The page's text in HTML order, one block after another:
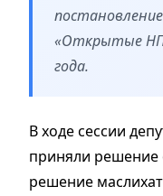
«Открытые
года.
В ходе сессии
приняли решение
решение